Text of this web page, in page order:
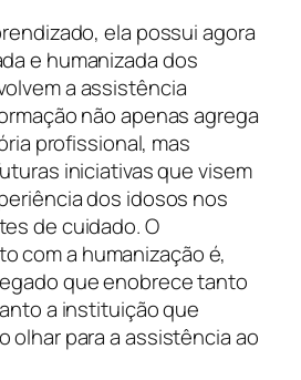
ela possui agora
e humanizada dos
a assistência
não apenas agrega
profissional, mas
iniciativas que visem
dos idosos nos
de cuidado. O
com a humanização é,
que enobrece tanto
a instituição que
olhar para a assistência ao